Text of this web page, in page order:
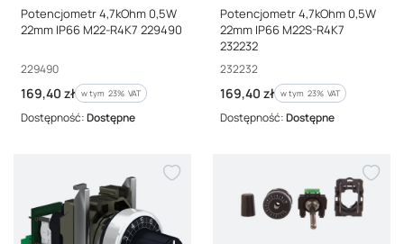
Potencjometr 4,7kOhm 0,5W
22mm IP66 M22-R4K7 229490
Kod producenta
229490
Cena brutto
169,40 zł w tym %s VAT
w tym 23% VAT
Dostępność:Dostępne
Potencjometr 4,7kOhm 0,5W
22mm IP66 M22S-R4K7
232232
Kod producenta
232232
Cena brutto
169,40 zł w tym %s VAT
w tym 23% VAT
Dostępność:Dostępne